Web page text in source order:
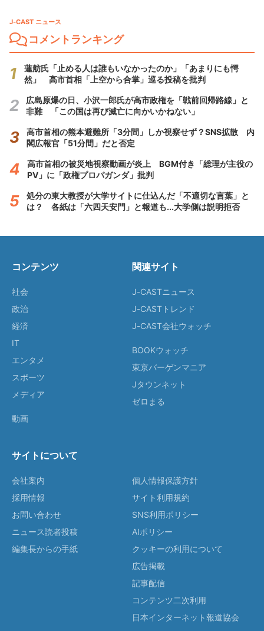
J-CAST ニュース
コメントランキング
蓮舫氏「止める人は誰もいなかったのか」「あまりにも愕
然」 高市首相「上空から合掌」巡る投稿を批判
広島原爆の日、小沢一郎氏が高市政権を「戦前回帰路線」と
非難 「この国は再び滅亡に向かいかねない」
高市首相の熊本避難所「3分間」しか視察せず？SNS拡散 内
閣広報官「51分間」だと否定
高市首相の被災地視察動画が炎上 BGM付き「総理が主役の
PV」に「政権プロパガンダ」批判
処分の東大教授が大学サイトに仕込んだ「不適切な言葉」と
は？ 各紙は「六四天安門」と報道も...大学側は説明拒否
コンテンツ
社会
政治
経済
IT
エンタメ
スポーツ
メディア
動画
関連サイト
J-CASTニュース
J-CASTトレンド
J-CAST会社ウォッチ
BOOKウォッチ
東京バーゲンマニア
Jタウンネット
ゼロまる
サイトについて
会社案内
採用情報
お問い合わせ
ニュース読者投稿
編集長からの手紙
個人情報保護方針
サイト利用規約
SNS利用ポリシー
AIポリシー
クッキーの利用について
広告掲載
記事配信
コンテンツ二次利用
日本インターネット報道協会